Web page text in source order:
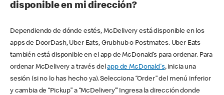
disponible en mi dirección?
Dependiendo de dónde estés, McDelivery está disponible en los
apps de DoorDash, Uber Eats, Grubhub o Postmates. Uber Eats
también está disponible en el app de McDonald’s para ordenar. Para
ordenar McDelivery a través delapp de McDonald's, inicia una
sesión (si no lo has hecho ya). Selecciona “Order” del menú inferior
y cambia de “Pickup” a “McDelivery’” Ingresa la dirección donde